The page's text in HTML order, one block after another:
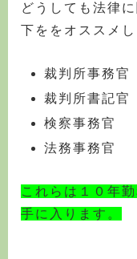
どうしても法律
下ををオススメし
裁判所事務官
裁判所書記官
検察事務官
法務事務官
これらは１０年
手に入ります。